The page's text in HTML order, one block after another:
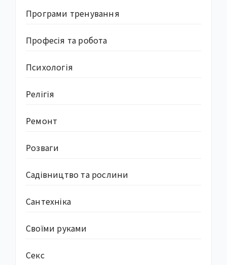
Програми тренування
Професія та робота
Психологія
Релігія
Ремонт
Розваги
Садівництво та рослини
Сантехніка
Своїми руками
Секс